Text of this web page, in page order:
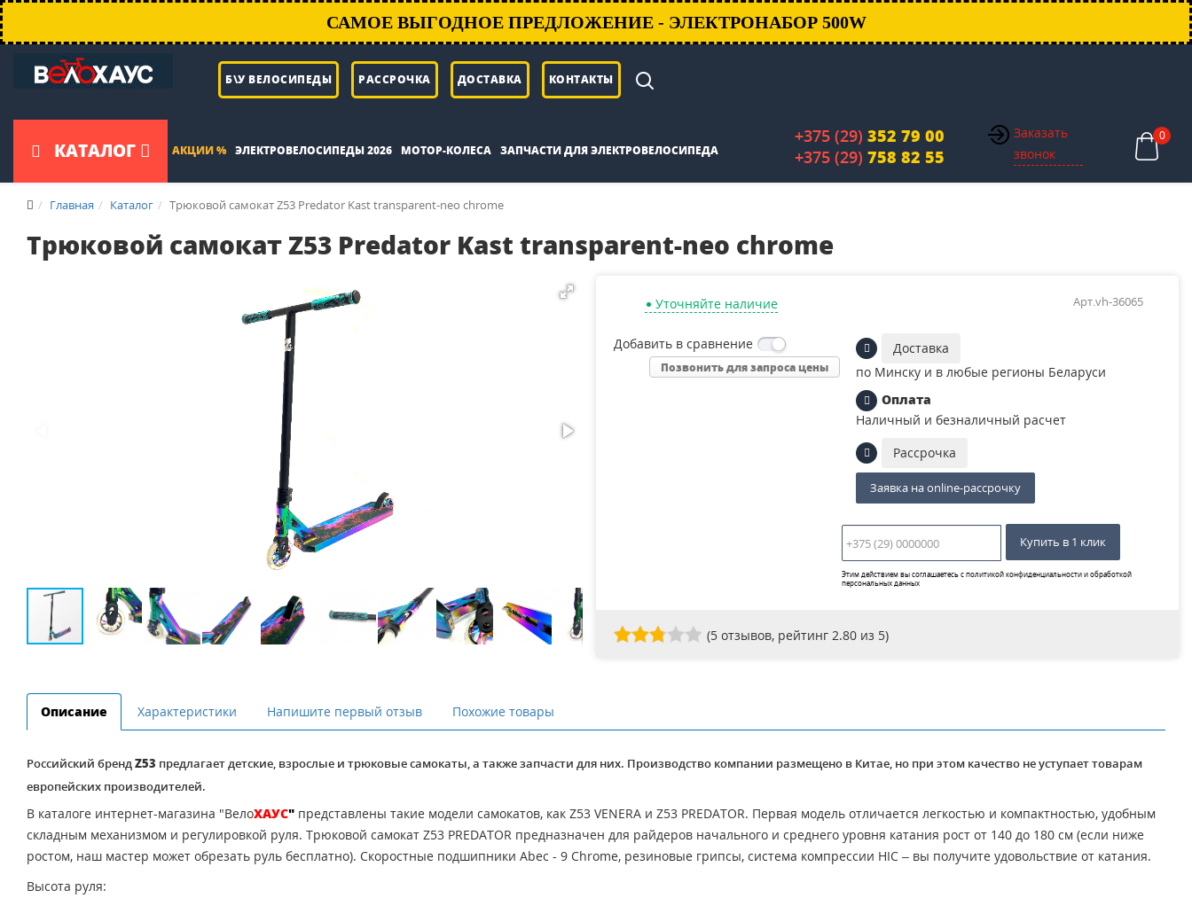
САМОЕ ВЫГОДНОЕ ПРЕДЛОЖЕНИЕ - ЭЛЕКТРОНАБОР 500W
Б\У ВЕЛОСИПЕДЫ РАССРОЧКА ДОСТАВКА КОНТАКТЫ
КАТАЛОГ АКЦИИ % ЭЛЕКТРОВЕЛОСИПЕДЫ 2026 МОТОР-КОЛЕСА ЗАПЧАСТИ ДЛЯ ЭЛЕКТРОВЕЛОСИПЕДА
+375 (29) 352 79 00
+375 (29) 758 82 55
Заказать
звонок
0
Главная Каталог Трюковой самокат Z53 Predator Kast transparent-neo chrome
Трюковой самокат Z53 Predator Kast transparent-neo chrome
Уточняйте наличие Арт.vh-36065
Добавить в сравнение
Позвонить для запроса цены
Доставка
по Минску и в любые регионы Беларуси
Оплата
Наличный и безналичный расчет
Рассрочка
Заявка на online-рассрочку
Купить в 1 клик
Этим действием вы соглашаетесь сполитикой конфиденциальности и обработкой
персональных данных
(5 отзывов, рейтинг 2.80 из 5)
Описание Характеристики Напишите первый отзыв Похожие товары
Российский брендZ53 предлагает детские, взрослые и трюковые самокаты, а также запчасти для них. Производство компании размещено в Китае, но при этом качество не уступает товарам
европейских производителей.
В каталоге интернет-магазина "ВелоХАУС" представлены такие модели самокатов, как Z53 VENERA и Z53 PREDATOR. Первая модель отличается легкостью и компактностью, удобным
складным механизмом и регулировкой руля. Трюковой самокат Z53 PREDATOR предназначен для райдеров начального и среднего уровня катания рост от 140 до 180 см (если ниже
ростом, наш мастер может обрезать руль бесплатно). Скоростные подшипники Аbec - 9 Chrome, резиновые грипсы, система компрессии HIC – вы получите удовольствие от катания.
Высота руля: